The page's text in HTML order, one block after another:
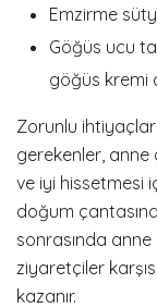
Emzirme
Göğüs ucu
göğüs kremi
Zorunlu
gerekenler, anne
ve iyi hissetmesi
doğum
sonrasında anne
ziyaretçiler
kazanır.